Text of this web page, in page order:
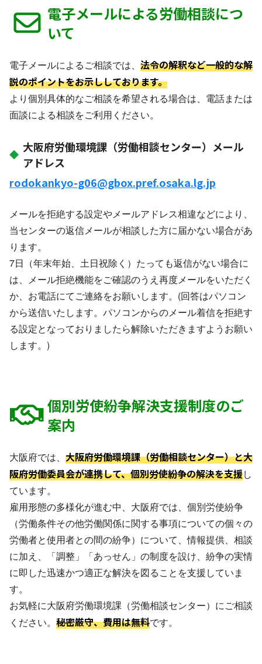
電子メールによる労働相談につ
いて
電子メールによるご相談では、 法令の解釈など一般的な解
説のポイントをお示ししております。
より個別具体的なご相談を希望される場合は、電話または
面談による相談をご利用ください。
大阪府労働環境課（労働相談センター）メール
アドレス
rodokankyo-g06@gbox.pref.osaka.lg.jp
メールを拒絶する設定やメールアドレス相違などにより、
当センターの返信メールが相談した方に届かない場合があ
ります。
7日（年末年始、土日祝除く）たっても返信がない場合に
は、メール拒絶機能をご確認のうえ再度メールをいただく
か、お電話にてご連絡をお願いします。(回答はパソコン
から送信いたします。パソコンからのメール着信を拒絶す
る設定となっておりましたら解除いただきますようお願い
します。)
個別労使紛争解決支援制度のご
案内
大阪府では、 大阪府労働環境課（労働相談センター）と大
阪府労働委員会が連携して、個別労使紛争の解決を支援し
ています。
雇用形態の多様化が進む中、大阪府では、個別労使紛争
（労働条件その他労働関係に関する事項についての個々の
労働者と使用者との間の紛争）について、情報提供、相談
に加え、「調整」「あっせん」の制度を設け、紛争の実情
に即した迅速かつ適正な解決を図ることを支援していま
す。
お気軽に大阪府労働環境課（労働相談センター）にご相談
ください。 秘密厳守、費用は無料です。